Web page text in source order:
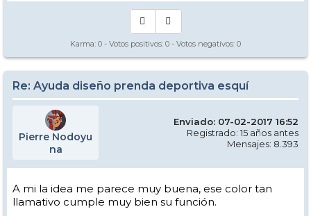
Karma: 0 - Votos positivos: 0 - Votos negativos: 0
Re: Ayuda diseño prenda deportiva esquí
Pierre Nodoyu
na
Enviado: 07-02-2017 16:52
Registrado: 15 años antes
Mensajes: 8.393
A mi la idea me parece muy buena, ese color tan
llamativo cumple muy bien su función.